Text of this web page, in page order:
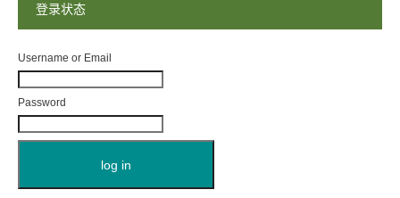
登录状态
Username or Email
Password